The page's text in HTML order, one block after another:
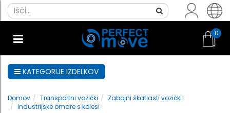
0
KATEGORIJE IZDELKOV
Domov Transportni vozički
Zabojni škatlasti vozički
Industrijske omare s kolesi